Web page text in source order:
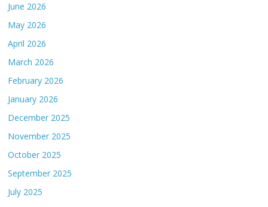
June 2026
May 2026
April 2026
March 2026
February 2026
January 2026
December 2025
November 2025
October 2025
September 2025
July 2025